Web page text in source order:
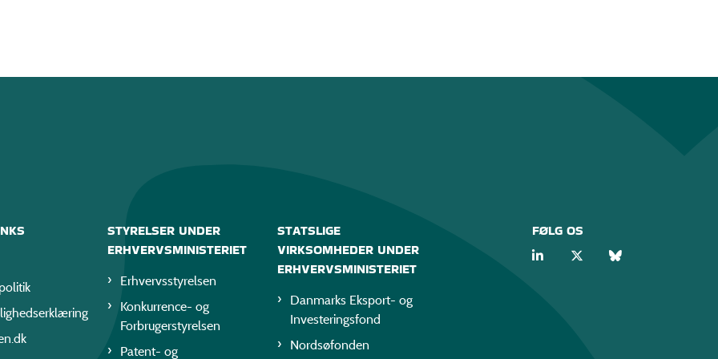
STYRELSER UNDER
ERHVERVSMINISTERIET
Erhvervsstyrelsen
Konkurrence- og
Forbrugerstyrelsen
Patent- og
STATSLIGE
VIRKSOMHEDER UNDER
ERHVERVSMINISTERIET
Danmarks Eksport- og
Investeringsfond
Nordsøfonden
FØLG OS